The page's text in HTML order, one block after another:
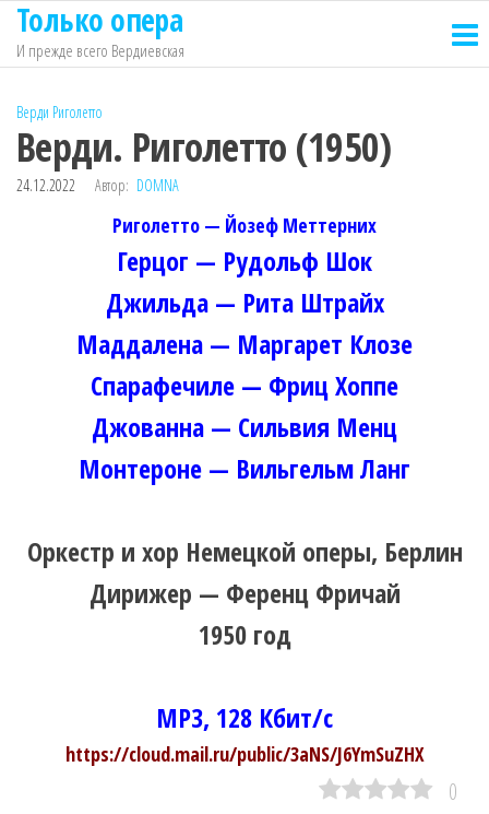
Перейти
содержимому
Только опера
И прежде всего Вердиевская
Верди Риголетто
Верди. Риголетто (1950)
24.12.2022 Автор: DOMNA
Риголетто — Йозеф Меттерних
Герцог — Рудольф Шок
Джильда — Рита Штрайх
Маддалена — Маргарет Клозе
Спарафечиле — Фриц Хоппе
Джованна — Сильвия Менц
Монтероне — Вильгельм Ланг
Оркестр и хор Немецкой оперы, Берлин
Дирижер — Ференц Фричай
1950 год
MP3, 128 Кбит/с
https://cloud.mail.ru/public/3aNS/J6YmSuZHX
0